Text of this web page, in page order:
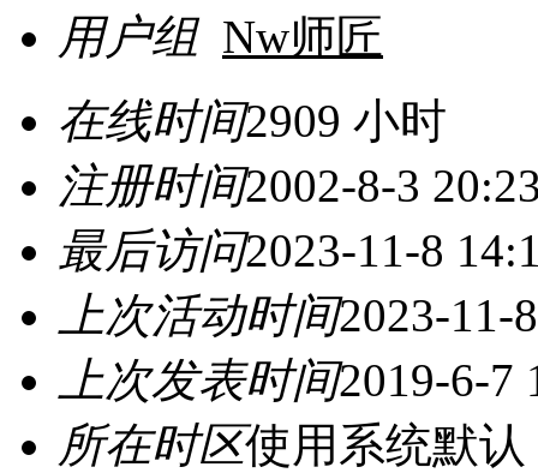
用户组 Nw师匠
在线时间2909 小时
注册时间2002-8-3
最后访问2023-11-8
上次活动时间2023-11-
上次发表时间2019-6-7
所在时区使用系统默认